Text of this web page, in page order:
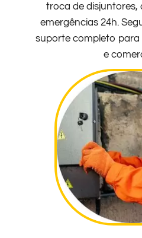
troca de disjuntores,
emergências 24h.
suporte completo para
e